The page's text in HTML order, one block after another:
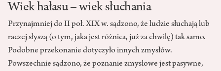
Wiek hałasu – wiek słuchania
Przynajmniej do II poł. XIX w. sądzono, że ludzie słuchają lub
raczej słyszą (o tym, jaka jest różnica, już za chwilę) tak samo.
Podobne przekonanie dotyczyło innych zmysłów.
Powszechnie sądzono, że poznanie zmysłowe jest pasywne,